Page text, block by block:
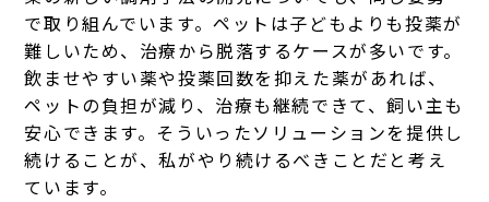
で取り組んでいます。ペットは子どもよりも投薬が
難しいため、治療から脱落するケースが多いです。
飲ませやすい薬や投薬回数を抑えた薬があれば、
ペットの負担が減り、治療も継続できて、飼い主も
安心できます。そういったソリューションを提供し
続けることが、私がやり続けるべきことだと考え
ています。